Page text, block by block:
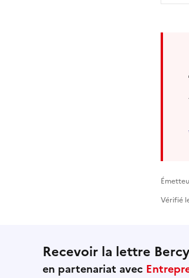
Vérifié
Recevoir la lettre
en partenariat avec